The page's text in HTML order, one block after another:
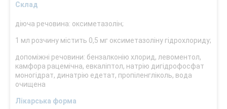
Склад
діюча речовина: оксиметазолін;
1 мл розчину містить 0,5 мг оксиметазоліну гідрохлориду;
допоміжні речовини: бензалконію хлорид, левоментол,
камфора рацемічна, евкаліптол, натрію дигідрофосфат
моногідрат, динатрію едетат, пропіленгліколь, вода
очищена
Лікарська форма